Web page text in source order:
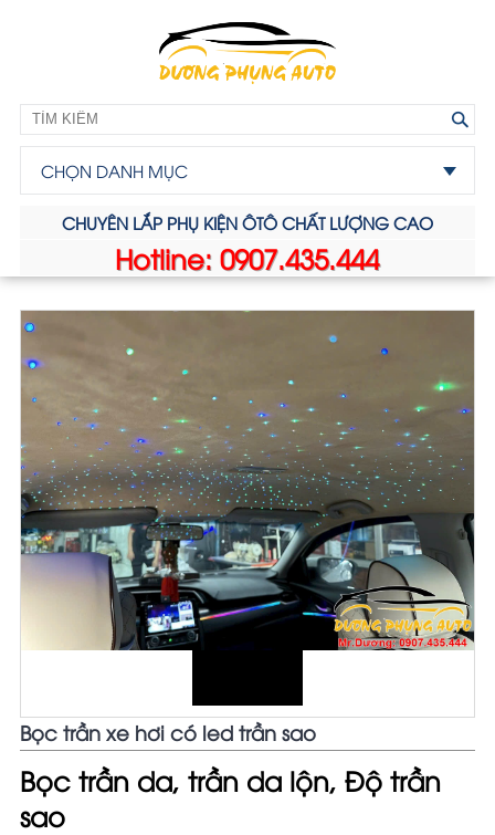
CHỌN DANH MỤC
CHUYÊN LẮP PHỤ KIỆN ÔTÔ CHẤT LƯỢNG CAO
Hotline: 0907.435.444
Bọc trần xe hơi có led trần sao
Bọc trần da, trần da lộn, Độ trần
sao